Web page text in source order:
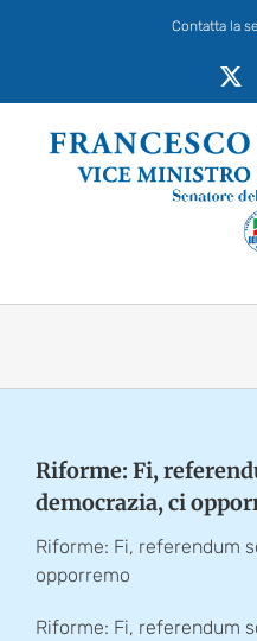
Contatta la
Riforme: Fi,
democrazia, ci
Riforme: Fi, referendum
opporremo
Riforme: Fi, referendum